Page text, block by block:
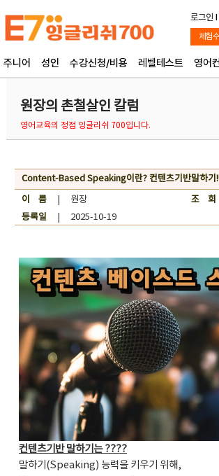
로그인 l
체험
주니어 성인 수강신청/비용 레벨테스트 영어
원장의 촌철살인 칼럼
영어교육의 정점 잉글리쉬 700입니다.
Content-Based Speaking이란? 컨텐츠기반말하기
이 름| 원장 조 회
등록일| 2025-10-19
​컨텐츠기반 말하기는 ????
말하기(Speaking) 능력을 키우기 위해,